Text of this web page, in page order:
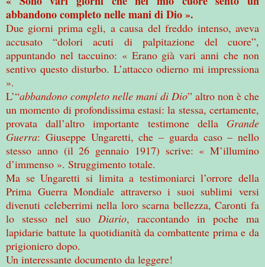
abbandono completo nelle mani di Dio ».
Due giorni prima egli, a causa del freddo intenso, aveva
accusato “dolori acuti di palpitazione del cuore”,
appuntando nel taccuino: « Erano già vari anni che non
sentivo questo disturbo. L’attacco odierno mi impressiona
».
L’“abbandono completo nelle mani di Dio” altro non è che
un momento di profondissima estasi: la stessa, certamente,
provata dall’altro importante testimone della Grande
Guerra: Giuseppe Ungaretti, che – guarda caso – nello
stesso anno (il 26 gennaio 1917) scrive: « M’illumino
d’immenso ». Struggimento totale.
Ma se Ungaretti si limita a testimoniarci l’orrore della
Prima Guerra Mondiale attraverso i suoi sublimi versi
divenuti celeberrimi nella loro scarna bellezza, Caronti fa
lo stesso nel suo Diario, raccontando in poche ma
lapidarie battute la quotidianità da combattente prima e da
prigioniero dopo.
Un interessante documento da leggere!